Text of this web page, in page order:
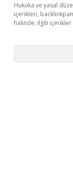
Hukuka ve yasal
içerikleri,
halinde, ilgili içerikler